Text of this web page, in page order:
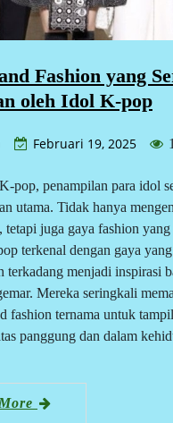
Fashion yang
oleh Idol K-pop
Februari 19, 2025
pop, penampilan para idol
utama. Tidak hanya
tetapi juga gaya fashion yang
terkenal dengan gaya yang
terkadang menjadi inspirasi
Mereka seringkali
fashion ternama untuk tampil
panggung dan dalam